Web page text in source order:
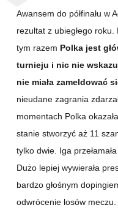
Awansem do półfinału w
rezultat z ubiegłego
tym razem Polka jest
turnieju i nic nie
nie miała zameldować
nieudane zagrania
momentach Polka
stanie stworzyć aż 11
tylko dwie. Iga
Dużo lepiej wywierała
bardzo głośnym
odwrócenie losów meczu.